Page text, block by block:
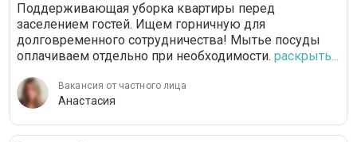
Поддерживающая уборка квартиры перед
заселением гостей. Ищем горничную для
долговременного сотрудничества! Мытье посуды
оплачиваем отдельно при необходимости. раскрыть...
Вакансия от частного лица
Анастасия